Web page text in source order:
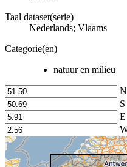
Taal dataset(serie)
Nederlands; Vlaams
Categorie(en)
natuur en milieu
N
S
E